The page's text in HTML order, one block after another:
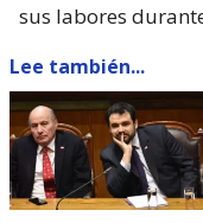
sus labores
Lee también...